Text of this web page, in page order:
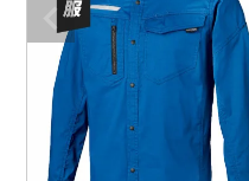
アウトドア・スポーツ
ワークスーツ
コンプレッションウェア
アウトドアウェアランキング
つなぎランキング
空調服ランキング
クロダルマ
山田辰
おたふく手袋
配達・営業作業服
自動車整備士作業服
DIY・日曜大工作業服